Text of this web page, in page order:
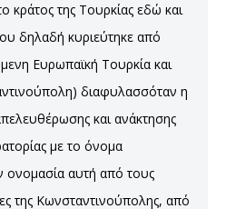
κράτος της Τουρκίας εδώ και
δηλαδή κυριεύτηκε από
Ευρωπαϊκή Τουρκία και
διαφυλασσόταν η
και ανάκτησης
με το όνομα
ονομασία αυτή από τους
της Κωνσταντινούπολης, από